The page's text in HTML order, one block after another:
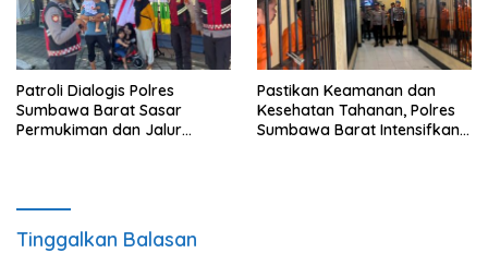
Patroli Dialogis Polres
Sumbawa Barat Sasar
Permukiman dan Jalur
Pastikan Keamanan dan
Kesehatan Tahanan, Polres
Sumbawa Barat Intensifkan
Tinggalkan Balasan